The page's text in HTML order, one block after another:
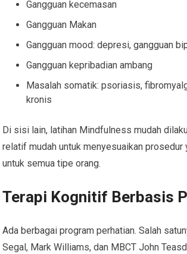
Gangguan kecemasan
Gangguan Makan
Gangguan mood: depresi, gangguan
Gangguan kepribadian ambang
Masalah somatik: psoriasis,
kronis
Di sisi lain, latihan Mindfulness mudah
relatif mudah untuk menyesuaikan prosedur
untuk semua tipe orang.
Terapi Kognitif Berbasis
Ada berbagai program perhatian. Salah
Segal, Mark Williams, dan MBCT John